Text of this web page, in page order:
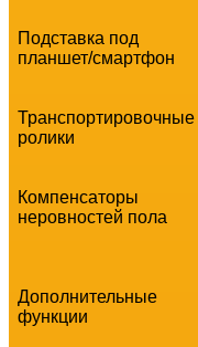
Подставка под
планшет/смартфон
Транспортировочные
ролики
Компенсаторы
неровностей пола
Дополнительные
функции